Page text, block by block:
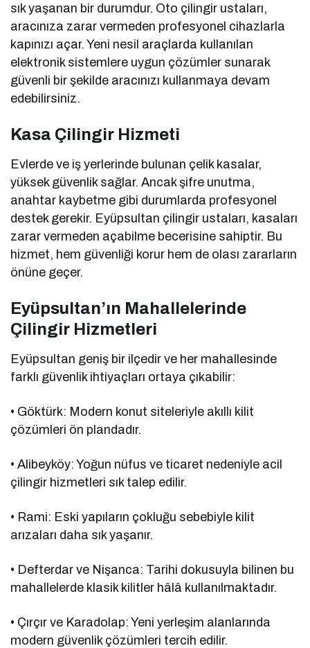
sık yaşanan bir durumdur. Oto çilingir ustaları,
aracınıza zarar vermeden profesyonel cihazlarla
kapınızı açar. Yeni nesil araçlarda kullanılan
elektronik sistemlere uygun çözümler sunarak
güvenli bir şekilde aracınızı kullanmaya devam
edebilirsiniz.
Kasa Çilingir Hizmeti
Evlerde ve iş yerlerinde bulunan çelik kasalar,
yüksek güvenlik sağlar. Ancak şifre unutma,
anahtar kaybetme gibi durumlarda profesyonel
destek gerekir. Eyüpsultan çilingir ustaları, kasaları
zarar vermeden açabilme becerisine sahiptir. Bu
hizmet, hem güvenliği korur hem de olası zararların
önüne geçer.
Eyüpsultan’ın Mahallelerinde
Çilingir Hizmetleri
Eyüpsultan geniş bir ilçedir ve her mahallesinde
farklı güvenlik ihtiyaçları ortaya çıkabilir:
• Göktürk: Modern konut siteleriyle akıllı kilit
çözümleri ön plandadır.
• Alibeyköy: Yoğun nüfus ve ticaret nedeniyle acil
çilingir hizmetleri sık talep edilir.
• Rami: Eski yapıların çokluğu sebebiyle kilit
arızaları daha sık yaşanır.
• Defterdar ve Nişanca: Tarihi dokusuyla bilinen bu
mahallelerde klasik kilitler hâlâ kullanılmaktadır.
• Çırçır ve Karadolap: Yeni yerleşim alanlarında
modern güvenlik çözümleri tercih edilir.